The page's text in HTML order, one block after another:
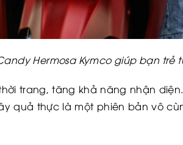
Hermosa Kymco giúp bạn trẻ
trang, tăng khả năng nhận
quả thực là một phiên bản vô